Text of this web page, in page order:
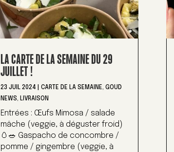
LA CARTE DE LA SEMAINE DU 29
JUILLET !
23 JUIL 2024 |CARTE DE LA SEMAINE,GOUD
NEWS, LIVRAISON
Entrées : Œufs Mimosa / salade
mâche (veggie, à déguster froid)
🥚🥗 Gaspacho de concombre /
pomme / gingembre (veggie, à